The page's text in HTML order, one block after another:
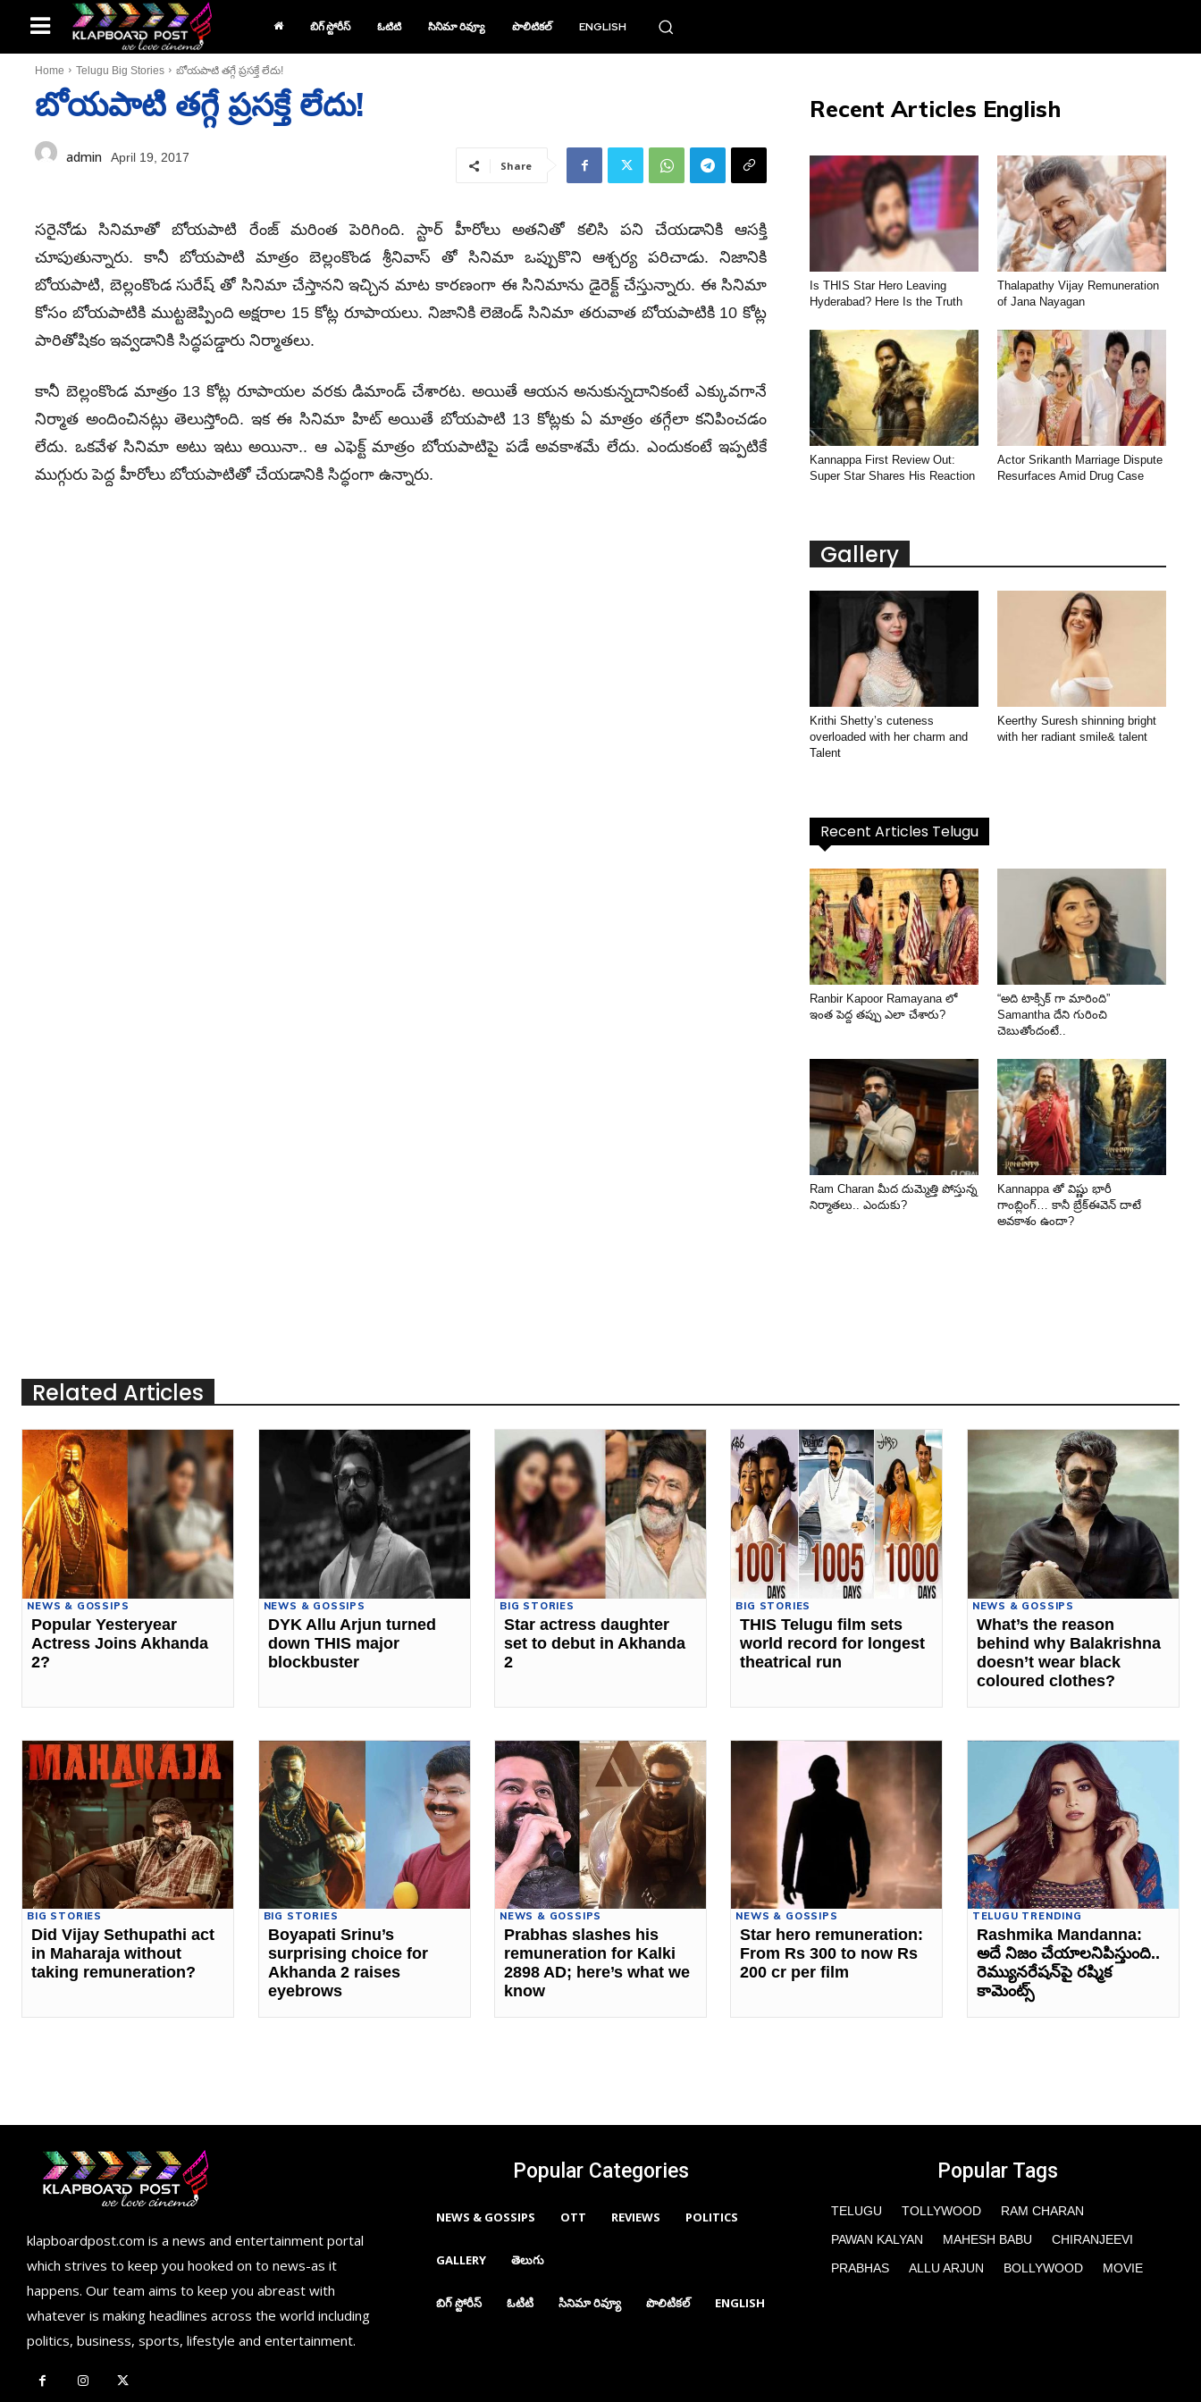
బిగ్ స్టోరీస్ ఓటిటి సినిమా రివ్యూ పొలిటికల్ ENGLISH
Home Telugu Big Stories బోయపాటి తగ్గే ప్రసక్తే లేదు!
బోయపాటి తగ్గే ప్రసక్తే లేదు!
admin April 19, 2017
Share
సరైనోడు సినిమాతో బోయపాటి రేంజ్ మరింత పెరిగింది. స్టార్ హీరోలు అతనితో కలిసి పని చేయడానికి ఆసక్తి
చూపుతున్నారు. కానీ బోయపాటి మాత్రం బెల్లంకొండ శ్రీనివాస్ తో సినిమా ఒప్పుకొని ఆశ్చర్య పరిచాడు. నిజానికి
బోయపాటి, బెల్లంకొండ సురేష్ తో సినిమా చేస్తానని ఇచ్చిన మాట కారణంగా ఈ సినిమాను డైరెక్ట్ చేస్తున్నారు. ఈ సినిమా
కోసం బోయపాటికి ముట్టజెప్పింది అక్షరాల 15 కోట్ల రూపాయలు. నిజానికి లెజెండ్ సినిమా తరువాత బోయపాటికి 10 కోట్ల
పారితోషికం ఇవ్వడానికి సిద్ధపడ్డారు నిర్మాతలు.
కానీ బెల్లంకొండ మాత్రం 13 కోట్ల రూపాయల వరకు డిమాండ్ చేశారట. అయితే ఆయన అనుకున్నదానికంటే ఎక్కువగానే
నిర్మాత అందించినట్లు తెలుస్తోంది. ఇక ఈ సినిమా హిట్ అయితే బోయపాటి 13 కోట్లకు ఏ మాత్రం తగ్గేలా కనిపించడం
లేదు. ఒకవేళ సినిమా అటు ఇటు అయినా.. ఆ ఎఫెక్ట్ మాత్రం బోయపాటిపై పడే అవకాశమే లేదు. ఎందుకంటే ఇప్పటికే
ముగ్గురు పెద్ద హీరోలు బోయపాటితో చేయడానికి సిద్ధంగా ఉన్నారు.
Recent Articles English
Is THIS Star Hero Leaving
Hyderabad? Here Is the Truth
Thalapathy Vijay Remuneration
of Jana Nayagan
Kannappa First Review Out:
Super Star Shares His Reaction
Actor Srikanth Marriage Dispute
Resurfaces Amid Drug Case
Gallery
Krithi Shetty’s cuteness
overloaded with her charm and
Talent
Keerthy Suresh shinning bright
with her radiant smile& talent
Recent Articles Telugu
Ranbir Kapoor Ramayana లో
ఇంత పెద్ద తప్పు ఎలా చేశారు?
“అది టాక్సిక్ గా మారింది”
Samantha దేని గురించి
చెబుతోందంటే..
Ram Charan మీద దుమ్మెత్తి పోస్తున్న
నిర్మాతలు.. ఎందుకు?
Kannappa తో విష్ణు భారీ
గాంబ్లింగ్… కానీ బ్రేక్‌ఈవెన్ దాటే
అవకాశం ఉందా?
Related Articles
NEWS & GOSSIPS
Popular Yesteryear
Actress Joins Akhanda
2?
NEWS & GOSSIPS
DYK Allu Arjun turned
down THIS major
blockbuster
BIG STORIES
Star actress daughter
set to debut in Akhanda
2
BIG STORIES
THIS Telugu film sets
world record for longest
theatrical run
NEWS & GOSSIPS
What’s the reason
behind why Balakrishna
doesn’t wear black
coloured clothes?
BIG STORIES
Did Vijay Sethupathi act
in Maharaja without
taking remuneration?
BIG STORIES
Boyapati Srinu’s
surprising choice for
Akhanda 2 raises
eyebrows
NEWS & GOSSIPS
Prabhas slashes his
remuneration for Kalki
2898 AD; here’s what we
know
NEWS & GOSSIPS
Star hero remuneration:
From Rs 300 to now Rs
200 cr per film
TELUGU TRENDING
Rashmika Mandanna:
అదే నిజం చేయాలనిపిస్తుంది..
రెమ్యునరేషన్‌పై రష్మిక
కామెంట్స్‌
klapboardpost.com is a news and entertainment portal
which strives to keep you hooked on to news-as it
happens. Our team aims to keep you abreast with
whatever is making headlines across the world including
politics, business, sports, lifestyle and entertainment.
Popular Categories
NEWS & GOSSIPS OTT REVIEWS POLITICS
GALLERY తెలుగు
బిగ్ స్టోరీస్ ఓటిటి సినిమా రివ్యూ పొలిటికల్ ENGLISH
Popular Tags
TELUGU TOLLYWOOD
RAM CHARAN
PAWAN KALYAN
MAHESH BABU
CHIRANJEEVI
PRABHAS
ALLU ARJUN BOLLYWOOD MOVIE